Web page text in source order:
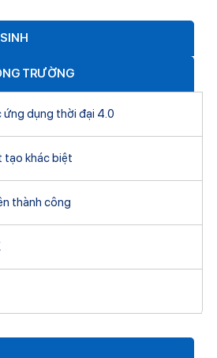
TRƯỜNG
dụng thời đại 4.0
tạo khác biệt
thành công